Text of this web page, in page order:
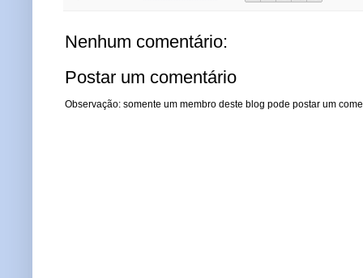
Nenhum comentário:
Postar um comentário
Observação: somente um membro deste blog pode postar um